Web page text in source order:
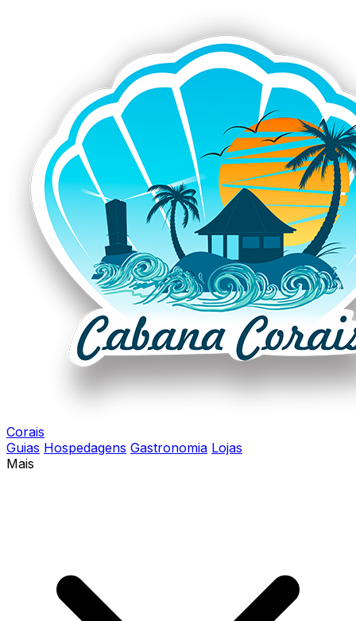
Corais
Guias Hospedagens Gastronomia Lojas
Mais